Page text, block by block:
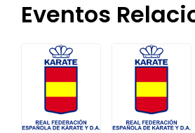
Eventos